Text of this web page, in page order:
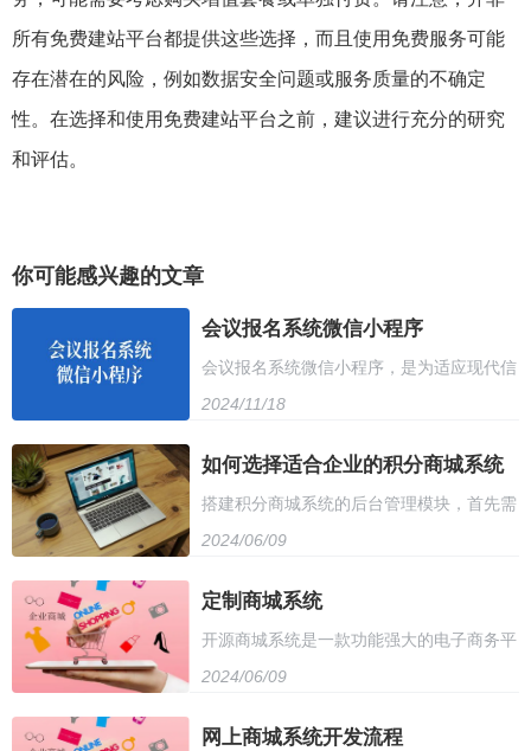
所有免费建站平台都提供这些选择，而且使用免费服务可能
存在潜在的风险，例如数据安全问题或服务质量的不确定
性。在选择和使用免费建站平台之前，建议进行充分的研究
和评估。
你可能感兴趣的文章
会议报名系统微信小程序
会议报名系统微信小程序，是为适应现代信
息化发展而诞生的新型在线报名工具。在这
个小程序中，用户可以轻松完成会议报名的
全过程，无需再通过传统繁琐的纸质或电话
2024/11/18
如何选择适合企业的积分商城系统
搭建积分商城系统的后台管理模块，首先需
要设计数据库结构，包括积分设置、用户信
息、兑换记录等。其次，开发后台管理页
面，包括积分管理、用户管理、商品管理等
能，确保数据的安全性和准确性。最后，配
2024/06/09
定制商城系统
开源商城系统是一款功能强大的电子商务平
台，支持多种支付方式和物流配送，提供丰
富的营销工具和数据分析功能。它具有高度
2024/06/09
网上商城系统开发流程